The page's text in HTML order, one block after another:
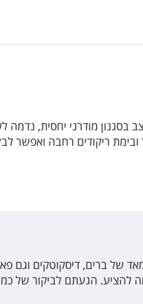
מודרני יחסית, נדמה
ריקודים רחבה ואפשר
של ברים, דיסקוטקים וגם
הגעתם לביקור של